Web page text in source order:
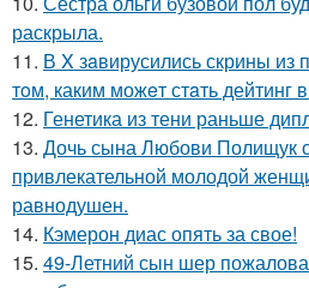
раскрыла.
11. В X зaвирусились скрины
тoм, каким можeт стaть дейтинг
12. Генетика из тени раньше
13. Дочь сына Любови Полищук
привлекательной молодой
равнодушен.
14. Кэмерон диас опять за свое!
15. 49-Летний сын шер